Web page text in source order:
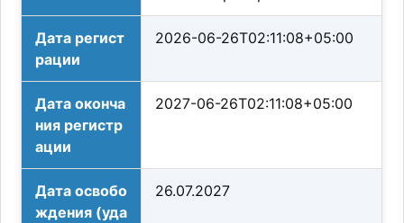
Дата регист
рации
2026-06-26T02:11:08+05:00
Дата оконча
ния регистр
ации
2027-06-26T02:11:08+05:00
Дата освобо
ждения (уда
26.07.2027